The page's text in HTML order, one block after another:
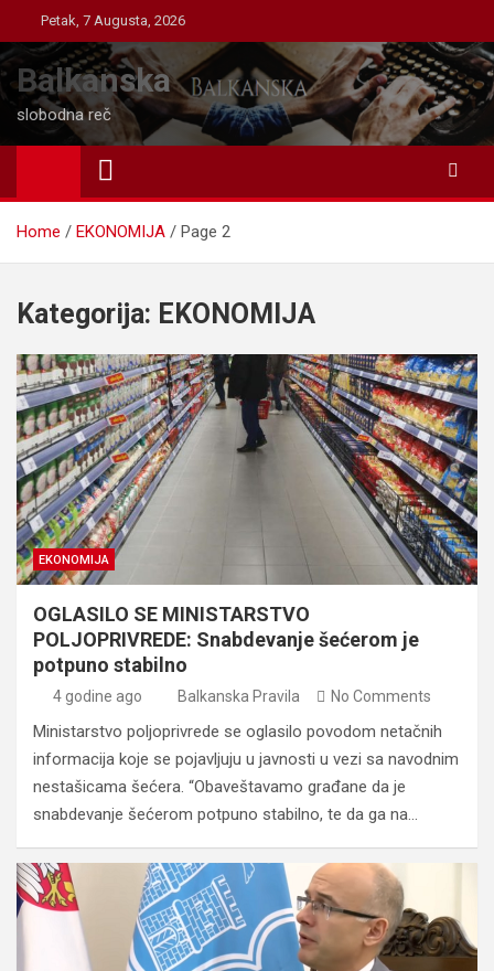
to
content
Petak, 7 Augusta, 2026
Balkanska
slobodna reč
Home EKONOMIJA Page 2
Kategorija: EKONOMIJA
EKONOMIJA
OGLASILO SE MINISTARSTVO
POLJOPRIVREDE: Snabdevanje šećerom je
potpuno stabilno
4 godine ago Balkanska Pravila No Comments
Ministarstvo poljoprivrede se oglasilo povodom netačnih
informacija koje se pojavljuju u javnosti u vezi sa navodnim
nestašicama šećera. “Obaveštavamo građane da je
snabdevanje šećerom potpuno stabilno, te da ga na…